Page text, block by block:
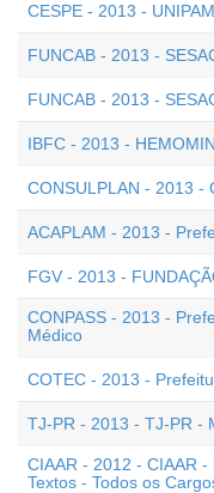
CESPE - 2013 -
FUNCAB - 2013 -
FUNCAB - 2013 -
IBFC - 2013 -
CONSULPLAN - 2013 -
ACAPLAM - 2013 -
FGV - 2013 -
CONPASS - 2013 -
Médico
COTEC - 2013 -
TJ-PR - 2013 - TJ-PR -
CIAAR - 2012 - CIAAR
Textos - Todos os